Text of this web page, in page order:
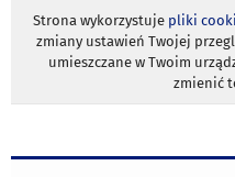
Strona wykorzystuje pliki
zmiany ustawień Twojej
umieszczane w Twoim
zmienić